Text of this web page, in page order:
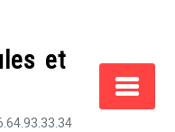
et